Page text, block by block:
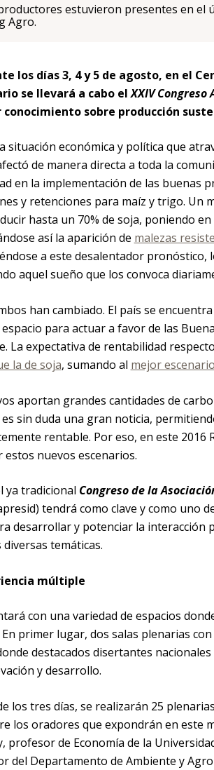
estuvieron presentes en el
Agro.
los días 3, 4 y 5 de agosto, en el
se llevará a cabo elXXIV
conocimiento sobre producción
situación económica y política que
de manera directa a toda la
en la implementación de las buenas
y retenciones para maíz y trigo. Un
hasta un 70% de soja, poniendo
así la aparición de malezas
a este desalentador
aquel sueño que los convoca
han cambiado. El país se
para actuar a favor de las
La expectativa de rentabilidad
la de soja, sumando al mejor
aportan grandes cantidades de
sin duda una gran noticia,
rentable. Por eso, en este 2016
estos nuevos escenarios.
ya tradicional Congreso de la
tendrá como clave y como uno
desarrollar y potenciar la interacción
diversas temáticas.
múltiple
con una variedad de espacios
primer lugar, dos salas plenarias
destacados disertantes
y desarrollo.
los tres días, se realizarán 25
los oradores que expondrán en este
profesor de Economía de la
del Departamento de Ambiente y